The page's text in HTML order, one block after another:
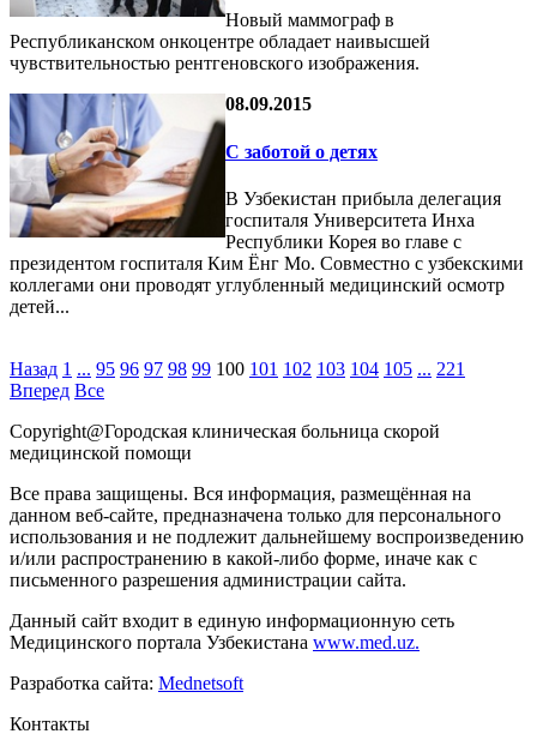
Новый маммограф в
Республиканском онкоцентре обладает наивысшей
чувствительностью рентгеновского изображения.
08.09.2015
С заботой о детях
В Узбекистан прибыла делегация
госпиталя Университета Инха
Республики Корея во главе с
президентом госпиталя Ким Ёнг Мо. Совместно с узбекскими
коллегами они проводят углубленный медицинский осмотр
детей...
Назад 1 ... 95 96 97 98 99 100 101 102 103 104 105 ... 221
Вперед Все
Copyright@Городская клиническая больница скорой
медицинской помощи
Все права защищены. Вся информация, размещённая на
данном веб-сайте, предназначена только для персонального
использования и не подлежит дальнейшему воспроизведению
и/или распространению в какой-либо форме, иначе как с
письменного разрешения администрации сайта.
Данный сайт входит в единую информационную сеть
Медицинского портала Узбекистана www.med.uz.
Разработка сайта: Mednetsoft
Контакты